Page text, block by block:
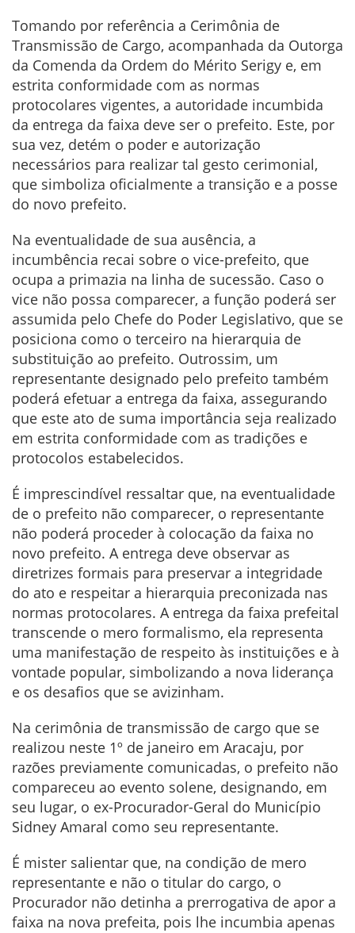
Tomando por referência a Cerimônia de
Transmissão de Cargo, acompanhada da Outorga
da Comenda da Ordem do Mérito Serigy e, em
estrita conformidade com as normas
protocolares vigentes, a autoridade incumbida
da entrega da faixa deve ser o prefeito. Este, por
sua vez, detém o poder e autorização
necessários para realizar tal gesto cerimonial,
que simboliza oficialmente a transição e a posse
do novo prefeito.
Na eventualidade de sua ausência, a
incumbência recai sobre o vice-prefeito, que
ocupa a primazia na linha de sucessão. Caso o
vice não possa comparecer, a função poderá ser
assumida pelo Chefe do Poder Legislativo, que se
posiciona como o terceiro na hierarquia de
substituição ao prefeito. Outrossim, um
representante designado pelo prefeito também
poderá efetuar a entrega da faixa, assegurando
que este ato de suma importância seja realizado
em estrita conformidade com as tradições e
protocolos estabelecidos.
É imprescindível ressaltar que, na eventualidade
de o prefeito não comparecer, o representante
não poderá proceder à colocação da faixa no
novo prefeito. A entrega deve observar as
diretrizes formais para preservar a integridade
do ato e respeitar a hierarquia preconizada nas
normas protocolares. A entrega da faixa prefeital
transcende o mero formalismo, ela representa
uma manifestação de respeito às instituições e à
vontade popular, simbolizando a nova liderança
e os desafios que se avizinham.
Na cerimônia de transmissão de cargo que se
realizou neste 1º de janeiro em Aracaju, por
razões previamente comunicadas, o prefeito não
compareceu ao evento solene, designando, em
seu lugar, o ex-Procurador-Geral do Município
Sidney Amaral como seu representante.
É mister salientar que, na condição de mero
representante e não o titular do cargo, o
Procurador não detinha a prerrogativa de apor a
faixa na nova prefeita, pois lhe incumbia apenas